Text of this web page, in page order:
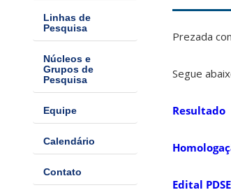
Linhas de
Pesquisa
Núcleos e
Grupos de
Pesquisa
Equipe
Calendário
Contato
Prezada
Segue
Resultado
Edital